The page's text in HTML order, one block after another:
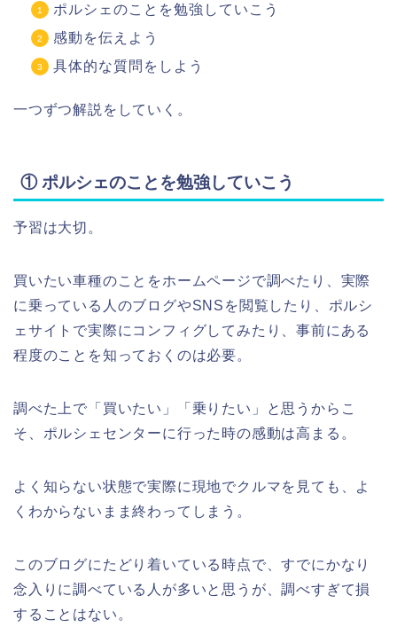
ポルシェのことを勉強していこう
感動を伝えよう
具体的な質問をしよう
一つずつ解説をしていく。
① ポルシェのことを勉強していこう
予習は大切。
買いたい車種のことをホームページで調べたり、実際
に乗っている人のブログやSNSを閲覧したり、ポルシ
ェサイトで実際にコンフィグしてみたり、事前にある
程度のことを知っておくのは必要。
調べた上で「買いたい」「乗りたい」と思うからこ
そ、ポルシェセンターに行った時の感動は高まる。
よく知らない状態で実際に現地でクルマを見ても、よ
くわからないまま終わってしまう。
このブログにたどり着いている時点で、すでにかなり
念入りに調べている人が多いと思うが、調べすぎて損
することはない。